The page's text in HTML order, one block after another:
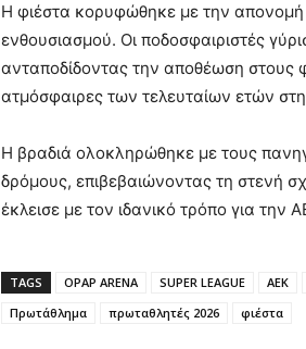
Η φιέστα κορυφώθηκε με την απονομή
ενθουσιασμού. Οι ποδοσφαιριστές
ανταποδίδοντας την αποθέωση στους
ατμόσφαιρες των τελευταίων ετών
Η βραδιά ολοκληρώθηκε με τους
δρόμους, επιβεβαιώνοντας τη στενή
έκλεισε με τον ιδανικό τρόπο για την
TAGS OPAP ARENA SUPER LEAGUE ΑΕΚ
Πρωτάθλημα
πρωταθλητές 2026 φιέστα